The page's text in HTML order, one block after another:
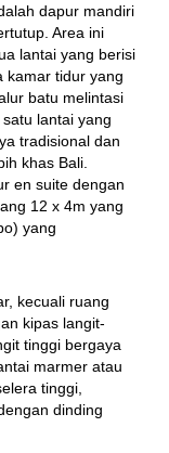
dapur mandiri
Area ini
lantai yang berisi
kamar tidur yang
batu melintasi
lantai yang
tradisional dan
khas Bali.
en suite dengan
12 x 4m yang
yang
kecuali ruang
kipas langit-
tinggi bergaya
marmer atau
tinggi,
dinding